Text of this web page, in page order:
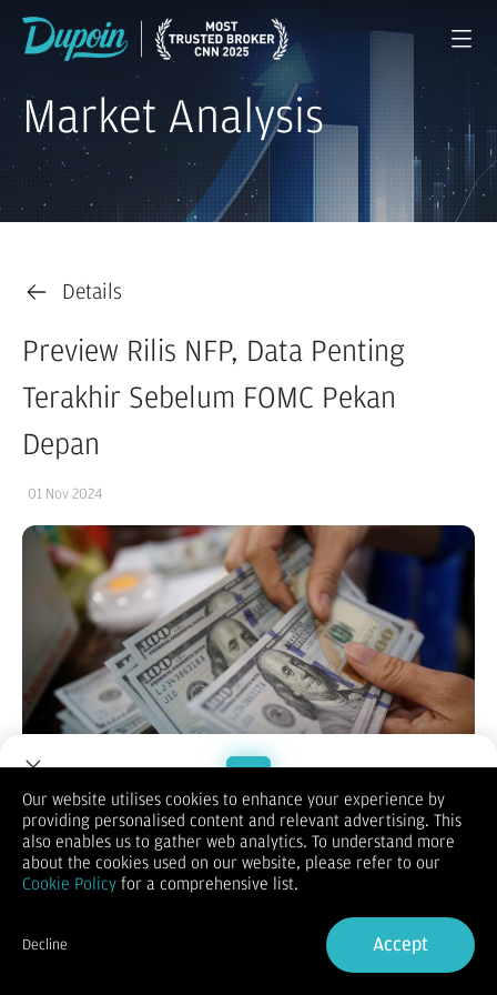
Market Analysis
Details
Preview Rilis NFP, Data Penting
Terakhir Sebelum FOMC Pekan
Depan
01 Nov 2024
Jelang rilis data NFP (non-farm payrolls) terbaru, publikasi
yang dijadwalkan pada Jumat, 1 November, pukul 08:30 ET
(19.30 WIB) ini akan memberikan pandangan mendalam
tentang arah pasar tenaga kerja AS namun dengan banyak
industri. Diperkirakan bahwa AS menambah 108 ribu
pekerjaan pada Oktober 2024, laju paling lambat dalam enam
bulan terakhir, turun dari 254 ribu pada bulan September.
Welcome to Dupoin.
Trade with a Trusted Broker
Sign in
Our website utilises cookies to enhance your experience by
providing personalised content and relevant advertising. This
also enables us to gather web analytics. To understand more
about the cookies used on our website, please refer to our
Cookie Policy for a comprehensive list.
Decline Accept